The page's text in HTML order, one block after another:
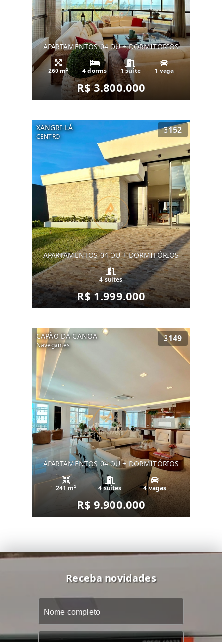
APARTAMENTOS 04 OU + DORMITÓRIOS
260 m² 4 dorms 1 suíte 1 vaga
R$ 3.800.000
XANGRI-LÁ
CENTRO
3152
APARTAMENTOS 04 OU + DORMITÓRIOS
4 suítes
R$ 1.999.000
CAPÃO DA CANOA
Navegantes
3149
APARTAMENTOS 04 OU + DORMITÓRIOS
241 m² 4 suítes 4 vagas
R$ 9.900.000
Receba novidades